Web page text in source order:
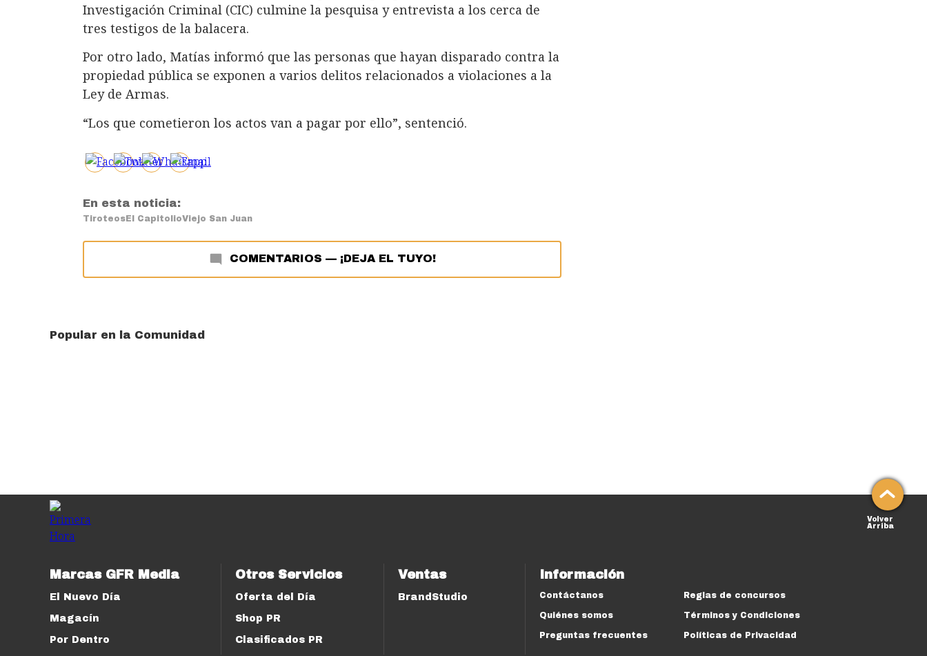
Investigación Criminal (CIC) culmine la pesquisa y entrevista a los cerca de
tres testigos de la balacera.
Por otro lado, Matías informó que las personas que hayan disparado contra la
propiedad pública se exponen a varios delitos relacionados a violaciones a la
Ley de Armas.
“Los que cometieron los actos van a pagar por ello”, sentenció.
En esta noticia:
Tiroteos El CapitolioViejo San Juan
COMENTARIOS — ¡DEJA EL TUYO!
Popular en la Comunidad
Volver
Arriba
Marcas GFR Media
El Nuevo Día
Magacín
Por Dentro
Otros Servicios
Oferta del Día
Shop PR
Clasificados PR
Ventas
BrandStudio
Información
Contáctanos
Quiénes somos
Preguntas frecuentes
Reglas de concursos
Términos y Condiciones
Políticas de Privacidad